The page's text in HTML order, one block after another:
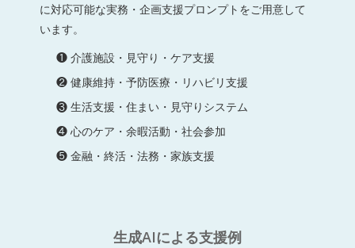
に対応可能な実務・企画支援プロンプトをご用意して
います。
❶ 介護施設・見守り・ケア支援
❷ 健康維持・予防医療・リハビリ支援
❸ 生活支援・住まい・見守りシステム
❹ 心のケア・余暇活動・社会参加
❺ 金融・終活・法務・家族支援
生成AIによる支援例